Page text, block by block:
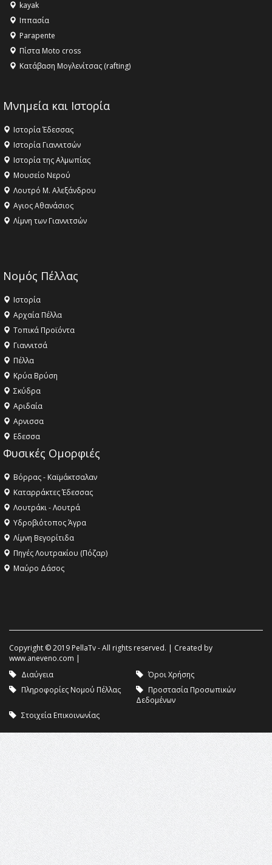
16:18 -
ΣΤΗΝ ΕΔΕΣΣΑ
kayak
Ιππασία
Parapente
Πίστα Moto cross
Κατάβαση Μογλενίτσας (rafting)
Μνημεία και Ιστορία
Ιστορία Έδεσσας
Ιστορία Γιαννιτσών
Ιστορία της Αλμωπίας
Μουσείο Νερού
Λουτρό Μ. Αλεξάνδρου
Αγιος Αθανάσιος
Λίμνη των Γιαννιτσών
Νομός Πέλλας
Ιστορία
Αρχαία Πέλλα
Τοπικά Προϊόντα
Γιαννιτσά
Πέλλα
Κρύα Βρύση
Σκύδρα
Αριδαία
Aρνισσα
Eδεσσα
Φυσικές Ομορφιές
Βόρρας - Καϊμάκτσαλαν
Καταρράκτες Έδεσσας
Λουτράκι - Λουτρά
Υδροβιότοπος Άγρα
Λίμνη Βεγορίτιδα
Πηγές Λουτρακίου (Πόζαρ)
Μαύρο Δάσος
Copyright © 2019 PellaTv - All rights reserved. | Created by
www.aneveno.com |
Διαύγεια
Όροι Χρήσης
Πληροφορίες Νομού Πέλλας
Προστασία Προσωπικών
Δεδομένων
Στοιχεία Επικοινωνίας